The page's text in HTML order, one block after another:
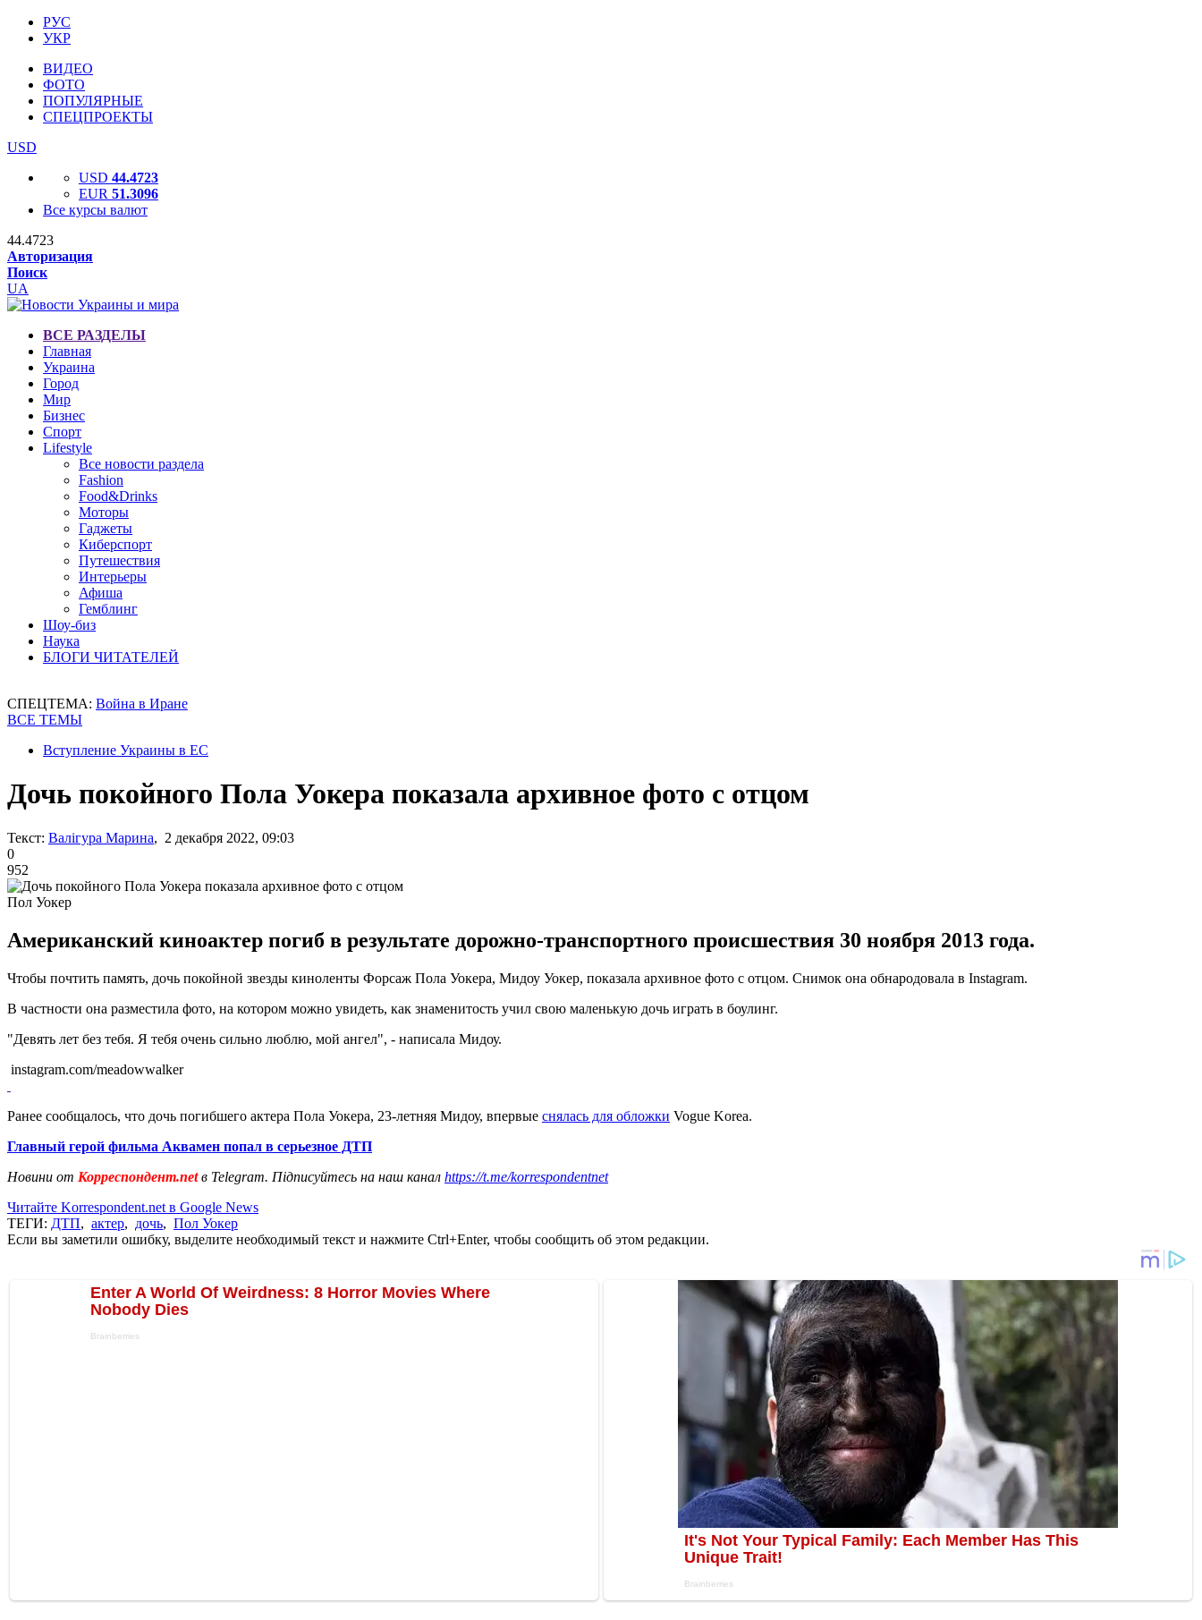
РУС
УКР
ВИДЕО
ФОТО
ПОПУЛЯРНЫЕ
СПЕЦПРОЕКТЫ
USD
USD 44.4723
EUR 51.3096
Все курсы валют
44.4723
Авторизация
Поиск
UA
ВСЕ РАЗДЕЛЫ
Главная
Украина
Город
Мир
Бизнес
Спорт
Lifestyle
Все новости раздела
Fashion
Food&Drinks
Моторы
Гаджеты
Киберспорт
Путешествия
Интерьеры
Афиша
Гемблинг
Шоу-биз
Наука
БЛОГИ ЧИТАТЕЛЕЙ
СПЕЦТЕМА: Война в Иране
ВСЕ ТЕМЫ
Вступление Украины в ЕС
Дочь покойного Пола Уокера показала архивное фото с отцом
Текст: Валігура Марина, 2 декабря 2022, 09:03
0
952
Пол Уокер
Американский киноактер погиб в результате дорожно-транспортного происшествия 30 ноября 2013 года.
Чтобы почтить память, дочь покойной звезды киноленты Форсаж Пола Уокера, Мидоу Уокер, показала архивное фото с отцом. Снимок она обнародовала в Instagram.
В частности она разместила фото, на котором можно увидеть, как знаменитость учил свою маленькую дочь играть в боулинг.
"Девять лет без тебя. Я тебя очень сильно люблю, мой ангел", - написала Мидоу.
instagram.com/meadowwalker
Ранее сообщалось, что дочь погибшего актера Пола Уокера, 23-летняя Мидоу, впервые снялась для обложки Vogue Korea.
Главный герой фильма Аквамен попал в серьезное ДТП
Новини от Корреспондент.netв Telegram. Підписуйтесь на наш канал https://t.me/korrespondentnet
Читайте Korrespondent.net в Google News
ТЕГИ: ДТП, актер, дочь, Пол Уокер
Если вы заметили ошибку, выделите необходимый текст и нажмите Ctrl+Enter, чтобы сообщить об этом редакции.